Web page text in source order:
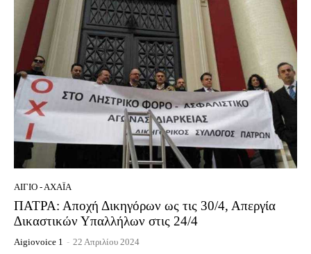
ΑΊΓΙΟ - ΑΧΑΪ́Α
ΠΑΤΡΑ: Αποχή Δικηγόρων ως τις 30/4, Απεργία
∆ικαστικών Υπαλλήλων στις 24/4
Aigiovoice 1 - 22 Απριλίου 2024